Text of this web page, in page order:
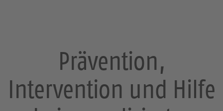
Prävention,
Intervention und Hilfe